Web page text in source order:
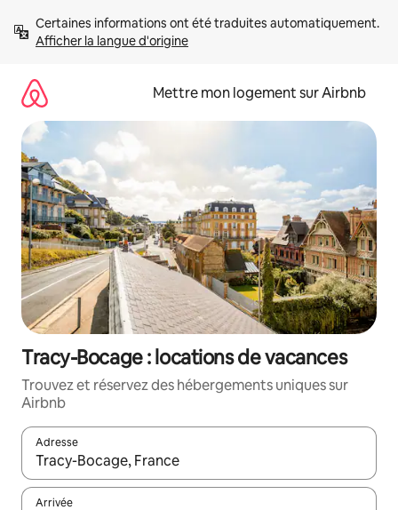
directement
Afficher la langue d'origine
Mettre mon logement sur Airbnb
Tracy-Bocage : locations de vacances
Trouvez et réservez des hébergements uniques sur
Airbnb
Adresse
Lorsque les résultats s'affichent, utilisez les flèches vers le
Arrivée